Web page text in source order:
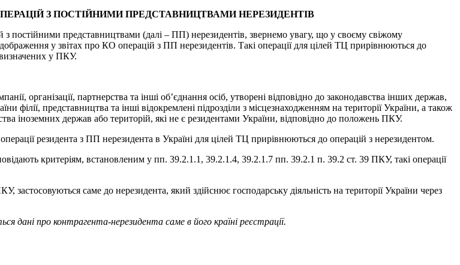
З ПОСТІЙНИМИ ПРЕДСТАВНИЦТВАМИ НЕРЕЗИДЕНТІВ
постійними представництвами (далі – ПП) нерезидентів, звернемо увагу, що у своєму свіжому
у звітах про КО операцій з ПП нерезидентів. Такі операції для цілей ТЦ прирівнюються до
визначених у ПКУ.
організації, партнерства та інші об’єднання осіб, утворені відповідно до законодавства інших держав,
філії, представництва та інші відокремлені підрозділи з місцезнаходженням на території України, а також
іноземних держав або територій, які не є резидентами України, відповідно до положень ПКУ.
резидента з ПП нерезидента в Україні для цілей ТЦ прирівнюються до операцій з нерезидентом.
критеріям, встановленим у пп. 39.2.1.1, 39.2.1.4, 39.2.1.7 пп. 39.2.1 п. 39.2 ст. 39 ПКУ, такі операції
саме до нерезидента, який здійснює господарську діяльність на території України через
дані про контрагента-нерезидента саме в його країні реєстрації.